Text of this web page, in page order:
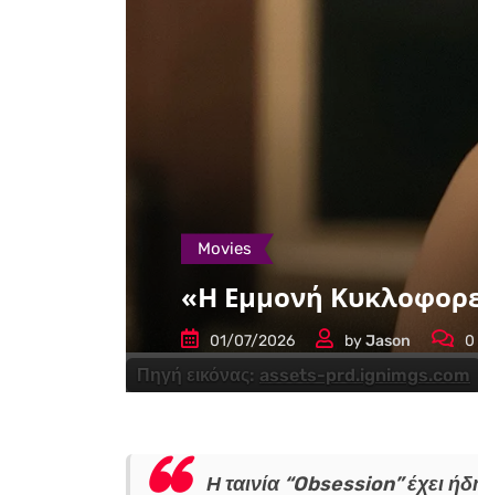
Πηγή εικόνας: assets-prd.ignimgs.com
Movies
«Η Εμμονή
01/07/2026 byJason 0
Η ταινία “Obsession” έχει